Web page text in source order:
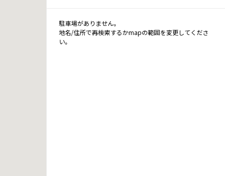
駐車場がありません。
地名/住所で再検索するかmapの範囲を変更してくださ
い。